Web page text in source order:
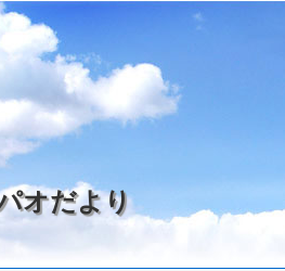
オだより